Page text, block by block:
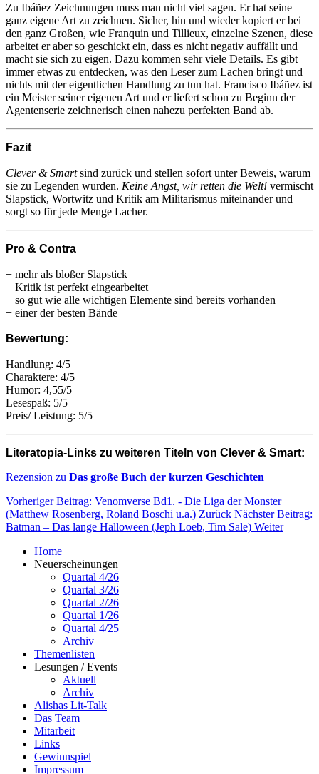
Zu Ibáñez Zeichnungen muss man nicht viel sagen. Er hat seine
ganz eigene Art zu zeichnen. Sicher, hin und wieder kopiert er bei
den ganz Großen, wie Franquin und Tillieux, einzelne Szenen, diese
arbeitet er aber so geschickt ein, dass es nicht negativ auffällt und
macht sie sich zu eigen. Dazu kommen sehr viele Details. Es gibt
immer etwas zu entdecken, was den Leser zum Lachen bringt und
nichts mit der eigentlichen Handlung zu tun hat. Francisco Ibáñez ist
ein Meister seiner eigenen Art und er liefert schon zu Beginn der
Agentenserie zeichnerisch einen nahezu perfekten Band ab.
Fazit
Clever & Smartsind zurück und stellen sofort unter Beweis, warum
sie zu Legenden wurden. Keine Angst, wir retten die Welt! vermischt
Slapstick, Wortwitz und Kritik am Militarismus miteinander und
sorgt so für jede Menge Lacher.
Pro & Contra
+ mehr als bloßer Slapstick
+ Kritik ist perfekt eingearbeitet
+ so gut wie alle wichtigen Elemente sind bereits vorhanden
+ einer der besten Bände
Bewertung:
Handlung: 4/5
Charaktere: 4/5
Humor: 4,55/5
Lesespaß: 5/5
Preis/ Leistung: 5/5
Literatopia-Links zu weiteren Titeln von Clever & Smart:
Rezension zu Das große Buch der kurzen Geschichten
Vorheriger Beitrag: Venomverse Bd1. - Die Liga der Monster
(Matthew Rosenberg, Roland Boschi u.a.) Zurück Nächster Beitrag:
Batman – Das lange Halloween (Jeph Loeb, Tim Sale) Weiter
Home
Neuerscheinungen
Quartal 4/26
Quartal 3/26
Quartal 2/26
Quartal 1/26
Quartal 4/25
Archiv
Themenlisten
Lesungen / Events
Aktuell
Archiv
Alishas Lit-Talk
Das Team
Mitarbeit
Links
Gewinnspiel
Impressum